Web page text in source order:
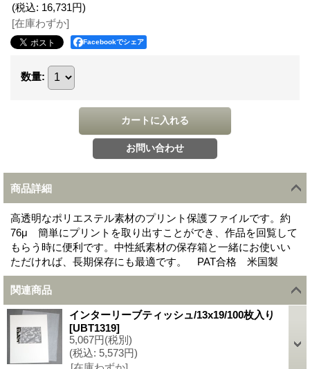
(税込: 16,731円)
[在庫わずか]
Facebookでシェア
数量:
商品詳細
高透明なポリエステル素材のプリント保護ファイルです。約
76μ 簡単にプリントを取り出すことができ、作品を回覧して
もらう時に便利です。中性紙素材の保存箱と一緒にお使いい
ただければ、長期保存にも最適です。 PAT合格 米国製
関連商品
インターリーブティッシュ/13x19/100枚入り
[UBT1319]
5,067円(税別)
(税込: 5,573円)